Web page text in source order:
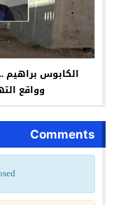
الكابوس براهيم
وواقع
Comments